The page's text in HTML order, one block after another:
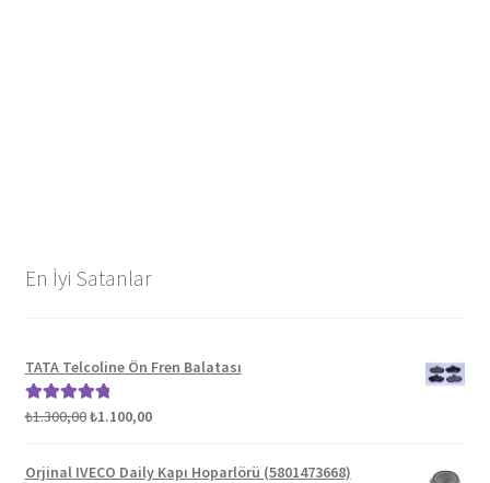
En İyi Satanlar
TATA Telcoline Ön Fren Balatası
5 üzerinden
₺1.300,00Orijinal
₺1.300,00.
₺1.100,00Şu
fiyat:
Orjinal IVECO Daily Kapı Hoparlörü (5801473668)